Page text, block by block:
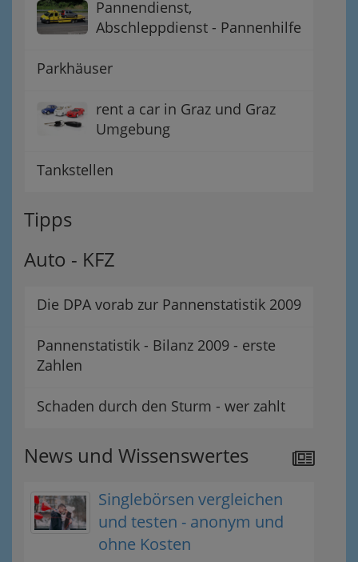
Pannendienst,
Abschleppdienst - Pannenhilfe
Parkhäuser
rent a car in Graz und Graz
Umgebung
Tankstellen
Tipps
Auto - KFZ
Die DPA vorab zur Pannenstatistik 2009
Pannenstatistik - Bilanz 2009 - erste
Zahlen
Schaden durch den Sturm - wer zahlt
News und Wissenswertes
Singlebörsen vergleichen
und testen - anonym und
ohne Kosten